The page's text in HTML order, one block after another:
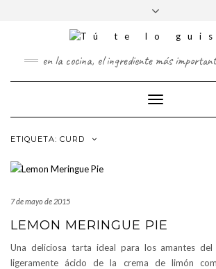
TWITTERPINTEREST
cabecera
en la cocina, el ingrediente más
Cambiar
modo
ETIQUETA: CURD
7 de mayo de 2015
LEMON MERINGUE PIE
Una deliciosa tarta ideal para los amantes del
ligeramente ácido de la crema de limón